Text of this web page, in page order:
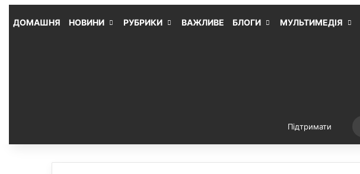
ДОМАШНЯ НОВИНИ РУБРИКИ ВАЖЛИВЕ БЛОГИ МУЛЬТИМЕДІЯ
Підтримати